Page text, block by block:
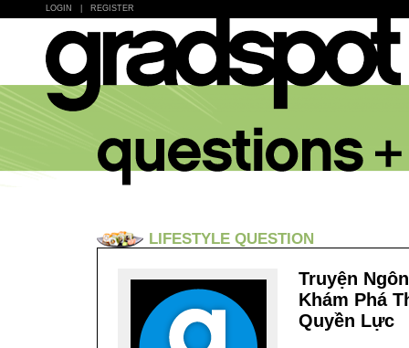
LOGIN REGISTER
LIFESTYLE QUESTION
Truyện
Khám Phá
Quyền Lực